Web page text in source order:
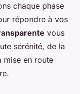
chaque phase
répondre à vos
vous
sérénité, de la
mise en route